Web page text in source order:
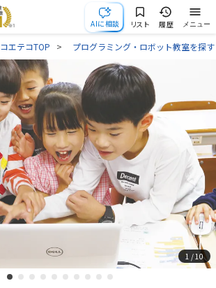
AIに相談 リスト 履歴 メニュー
エテコTOP プログラミング・ロボット教室を探す
1 / 10